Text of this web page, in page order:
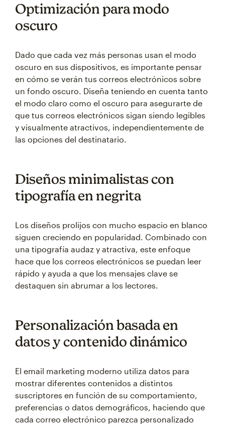
Optimización para modo
oscuro
Dado que cada vez más personas usan el modo
oscuro en sus dispositivos, es importante pensar
en cómo se verán tus correos electrónicos sobre
un fondo oscuro. Diseña teniendo en cuenta tanto
el modo claro como el oscuro para asegurarte de
que tus correos electrónicos sigan siendo legibles
y visualmente atractivos, independientemente de
las opciones del destinatario.
Diseños minimalistas con
tipografía en negrita
Los diseños prolijos con mucho espacio en blanco
siguen creciendo en popularidad. Combinado con
una tipografía audaz y atractiva, este enfoque
hace que los correos electrónicos se puedan leer
rápido y ayuda a que los mensajes clave se
destaquen sin abrumar a los lectores.
Personalización basada en
datos y contenido dinámico
El email marketing moderno utiliza datos para
mostrar diferentes contenidos a distintos
suscriptores en función de su comportamiento,
preferencias o datos demográficos, haciendo que
cada correo electrónico parezca personalizado